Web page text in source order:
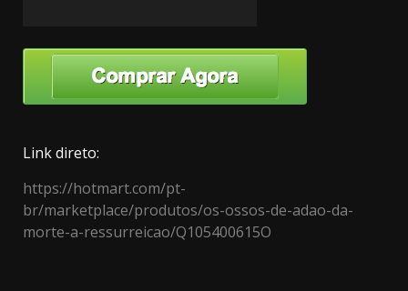
Link direto:
https://hotmart.com/pt-
br/marketplace/produtos/os-ossos-de-adao-da-
morte-a-ressurreicao/Q105400615O